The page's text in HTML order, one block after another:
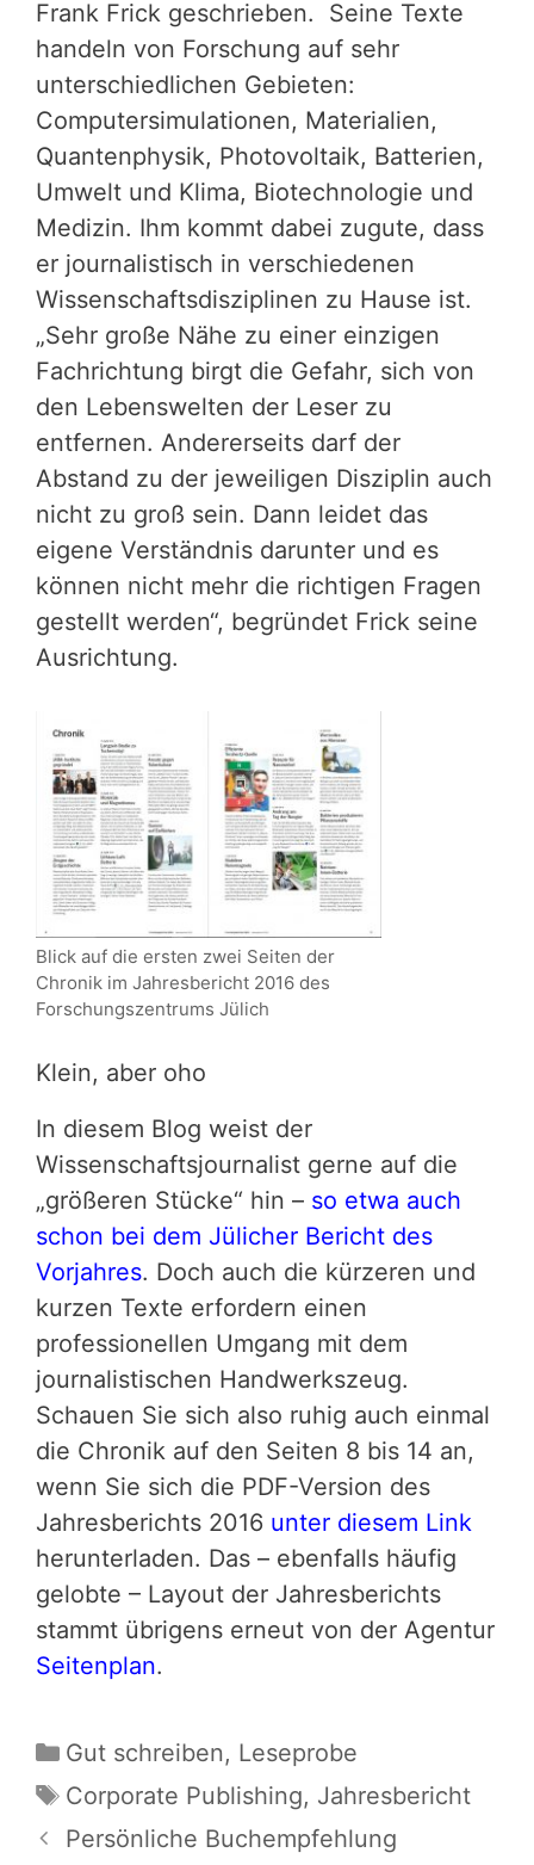
Frank Frick geschrieben. Seine Texte
handeln von Forschung auf sehr
unterschiedlichen Gebieten:
Computersimulationen, Materialien,
Quantenphysik, Photovoltaik, Batterien,
Umwelt und Klima, Biotechnologie und
Medizin. Ihm kommt dabei zugute, dass
er journalistisch in verschiedenen
Wissenschaftsdisziplinen zu Hause ist.
„Sehr große Nähe zu einer einzigen
Fachrichtung birgt die Gefahr, sich von
den Lebenswelten der Leser zu
entfernen. Andererseits darf der
Abstand zu der jeweiligen Disziplin auch
nicht zu groß sein. Dann leidet das
eigene Verständnis darunter und es
können nicht mehr die richtigen Fragen
gestellt werden“, begründet Frick seine
Ausrichtung.
Blick auf die ersten zwei Seiten der
Chronik im Jahresbericht 2016 des
Forschungszentrums Jülich
Klein, aber oho
In diesem Blog weist der
Wissenschaftsjournalist gerne auf die
„größeren Stücke“ hin – so etwa auch
schon bei dem Jülicher Bericht des
Vorjahres. Doch auch die kürzeren und
kurzen Texte erfordern einen
professionellen Umgang mit dem
journalistischen Handwerkszeug.
Schauen Sie sich also ruhig auch einmal
die Chronik auf den Seiten 8 bis 14 an,
wenn Sie sich die PDF-Version des
Jahresberichts 2016 unter diesem Link
herunterladen. Das – ebenfalls häufig
gelobte – Layout der Jahresberichts
stammt übrigens erneut von der Agentur
Seitenplan.
Kategorien
Gut schreiben, Leseprobe
Schlagwörter
Corporate Publishing, Jahresbericht
Persönliche Buchempfehlung